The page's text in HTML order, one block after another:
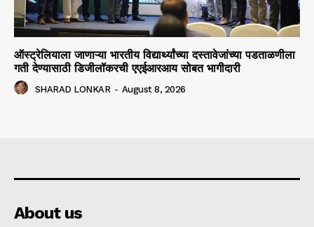
ऑस्ट्रेलियाला जाणाऱ्या भारतीय विद्यार्थ्यांच्या दस्तावेजांच्या पडताळणीला
गती देण्यासाठी डिजीलॉकरची एएईआरआय सोबत भागीदारी
SHARAD LONKAR - August 8, 2026
About us